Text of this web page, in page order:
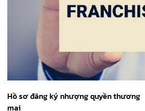
Hồ sơ đăng ký nhượng quyền thương
mại